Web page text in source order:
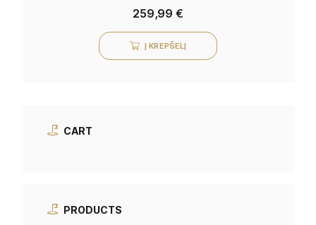
259,99 €
Į KREPŠELĮ
CART
PRODUCTS